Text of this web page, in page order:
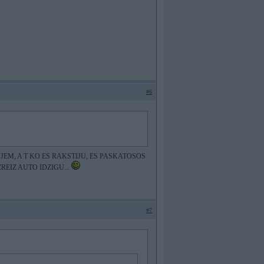
#6
A T KO ES RAKSTIJU, ES PASKATOSOS
AUTO IDZIGU...
#7